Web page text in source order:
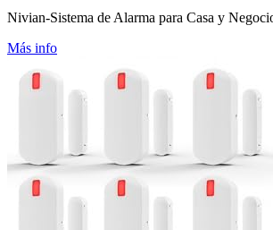
Nivian-Sistema de Alarma para Casa y
Más info